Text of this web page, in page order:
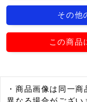
その他
この商品
・商品画像は同一